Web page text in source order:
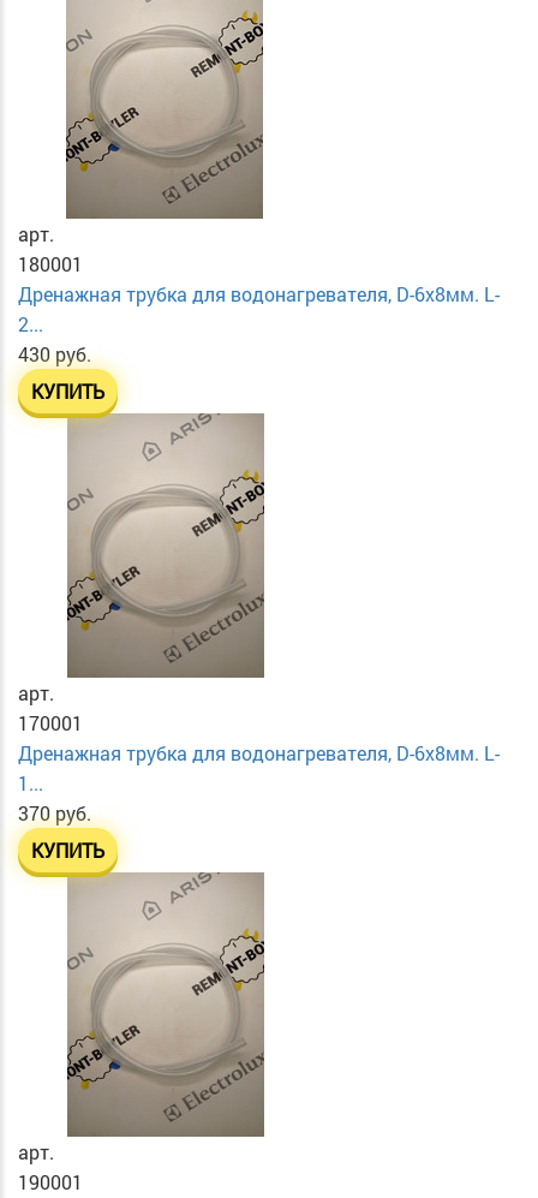
арт.
180001
Дренажная трубка для водонагревателя, D-6х8мм. L-
2...
430 руб.
КУПИТЬ
арт.
170001
Дренажная трубка для водонагревателя, D-6х8мм. L-
1...
370 руб.
КУПИТЬ
арт.
190001